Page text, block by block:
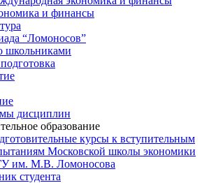
и финансы
“Ломоносов”
школьниками
дисциплин
образование
курсы к вступительным
Московской школы экономики
им. М.В. Ломоносова
студента